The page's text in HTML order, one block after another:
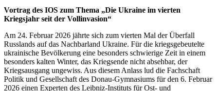
Vortrag des IOS zum Thema „Die Ukraine im vierten
Kriegsjahr seit der Vollinvasion“
Am 24. Februar 2026 jährte sich zum vierten Mal der Überfall
Russlands auf das Nachbarland Ukraine. Für die kriegsgebeutelte
ukrainische Bevölkerung eine besonders schwierige Zeit in einem
besonders kalten Winter, das Kriegsende nicht absehbar, der
Kriegsausgang ungewiss. Aus diesem Anlass lud die Fachschaft
Politik und Gesellschaft des Donau-Gymnasiums für den 6. Februar
2026 einen Experten des Leibniz-Instituts für Ost- und